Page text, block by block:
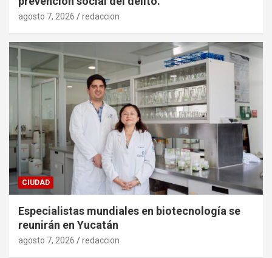
agosto 7, 2026 redaccion
CIUDAD
Especialistas mundiales en biotecnología se
reunirán en Yucatán
agosto 7, 2026 redaccion